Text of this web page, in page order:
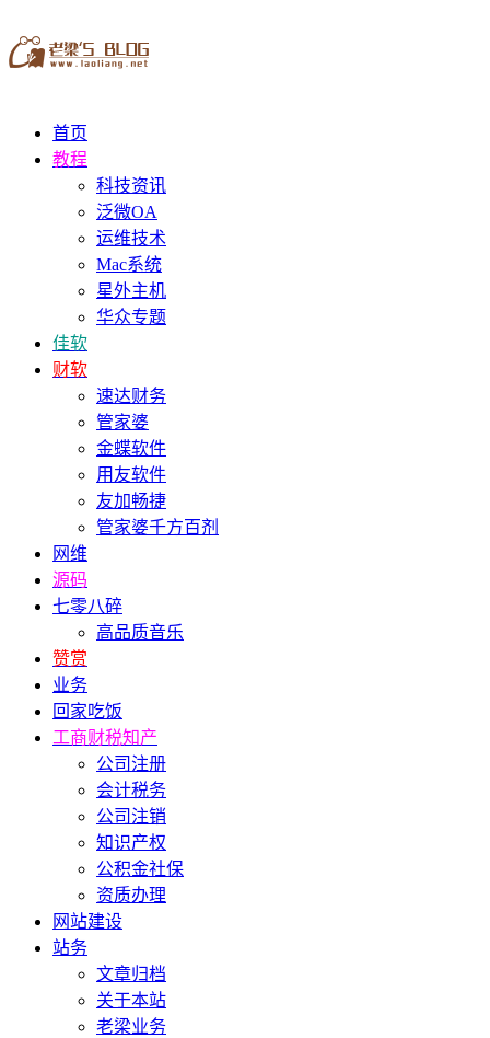
首页
教程
科技资讯
泛微OA
运维技术
Mac系统
星外主机
华众专题
佳软
财软
速达财务
管家婆
金蝶软件
用友软件
友加畅捷
管家婆千方百剂
网维
源码
七零八碎
高品质音乐
赞赏
业务
回家吃饭
工商财税知产
公司注册
会计税务
公司注销
知识产权
公积金社保
资质办理
网站建设
站务
文章归档
关于本站
老梁业务